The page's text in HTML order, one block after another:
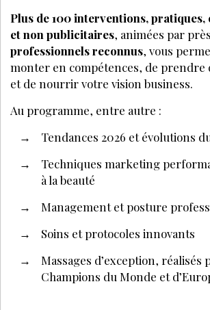
Plus de 100 interventions, pratiques,
et non publicitaires, animées par
professionnels reconnus, vous
monter en compétences, de prendre
et de nourrir votre vision business.
Au programme, entre autre :
Tendances 2026 et évolutions
Techniques marketing
à la beauté
Management et posture
Soins et protocoles innovants
Massages d’exception, réalisés
Champions du Monde et